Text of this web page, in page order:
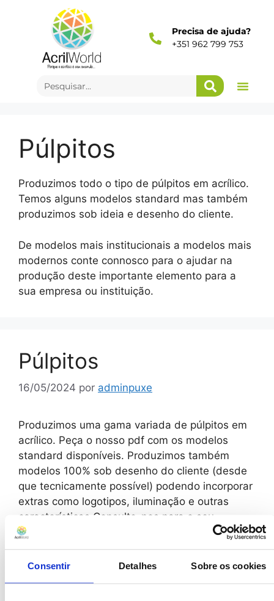
Consentir Detalhes Sobre os cookies
Precisa de ajuda?
+351 962 799 753
Púlpitos
Produzimos todo o tipo de púlpitos em acrílico.
Temos alguns modelos standard mas também
produzimos sob ideia e desenho do cliente.
De modelos mais institucionais a modelos mais
modernos conte connosco para o ajudar na
produção deste importante elemento para a
sua empresa ou instituição.
Púlpitos
16/05/2024 por adminpuxe
Produzimos uma gama variada de púlpitos em
acrílico. Peça o nosso pdf com os modelos
standard disponíveis. Produzimos também
modelos 100% sob desenho do cliente (desde
que tecnicamente possível) podendo incorporar
extras como logotipos, iluminação e outras
características.Consulte-nos para o seu
projecto. Púlpitos Produzimos todo o tipo de
púlpitos em acrílico. Temos alguns modelos
standard …
Ler mais